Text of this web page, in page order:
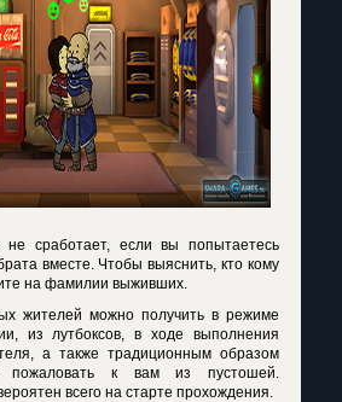
не сработает, если вы попытаетесь
вместе. Чтобы выяснить, кто кому
на фамилии выживших.
жителей можно получить в режиме
из лутбоксов, в ходе выполнения
а также традиционным образом
к вам из пустошей.
всего на старте прохождения.